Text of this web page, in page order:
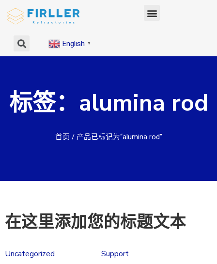
English ▼
标签：alumina rod
首页 / 产品已标记为“alumina rod”
在这里添加您的标题文本
Uncategorized Support